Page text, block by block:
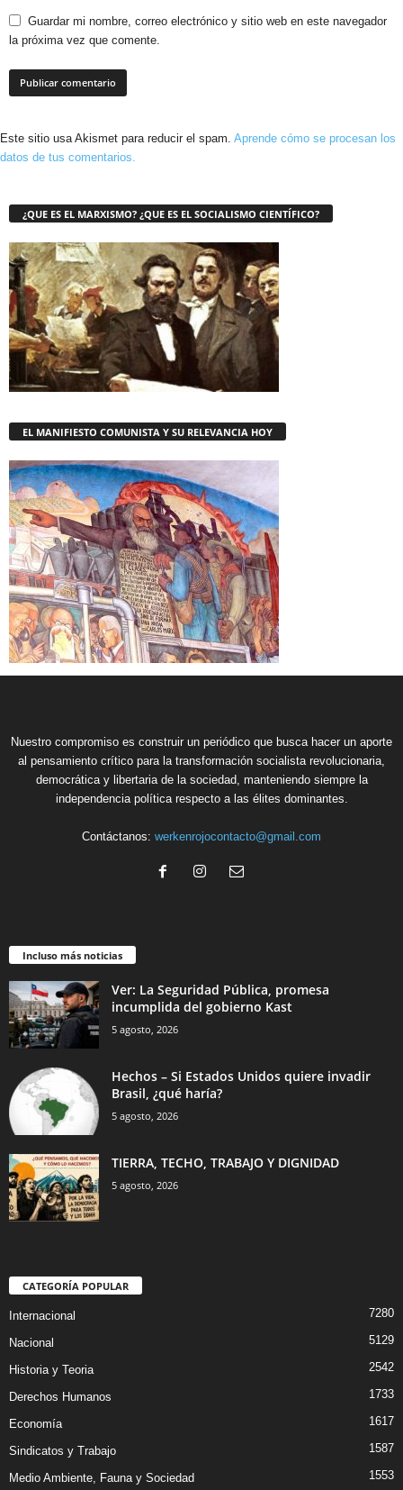
Guardar mi nombre, correo electrónico y sitio web en este navegador
la próxima vez que comente.
Este sitio usa Akismet para reducir el spam. Aprende cómo se procesan los
datos de tus comentarios.
¿QUE ES EL MARXISMO? ¿QUE ES EL SOCIALISMO CIENTÍFICO?
EL MANIFIESTO COMUNISTA Y SU RELEVANCIA HOY
Nuestro compromiso es construir un periódico que busca hacer un aporte
al pensamiento crítico para la transformación socialista revolucionaria,
democrática y libertaria de la sociedad, manteniendo siempre la
independencia política respecto a las élites dominantes.
Contáctanos: werkenrojocontacto@gmail.com
Incluso más noticias
Ver: La Seguridad Pública, promesa
incumplida del gobierno Kast
5 agosto, 2026
Hechos – Si Estados Unidos quiere invadir
Brasil, ¿qué haría?
5 agosto, 2026
TIERRA, TECHO, TRABAJO Y DIGNIDAD
5 agosto, 2026
CATEGORÍA POPULAR
Internacional 7280
Nacional 5129
Historia y Teoria 2542
Derechos Humanos 1733
Economía 1617
Sindicatos y Trabajo 1587
Medio Ambiente, Fauna y Sociedad 1553